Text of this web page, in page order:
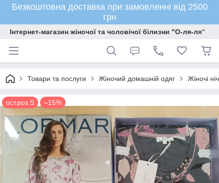
Безкоштовна доставка при замовленні від 2500
грн
Інтернет-магазин жіночої та чоловічої білизни "О-ля-ля"
Товари та послуги Жіночий домашній одяг Жіночі
ост.роз.S –15%